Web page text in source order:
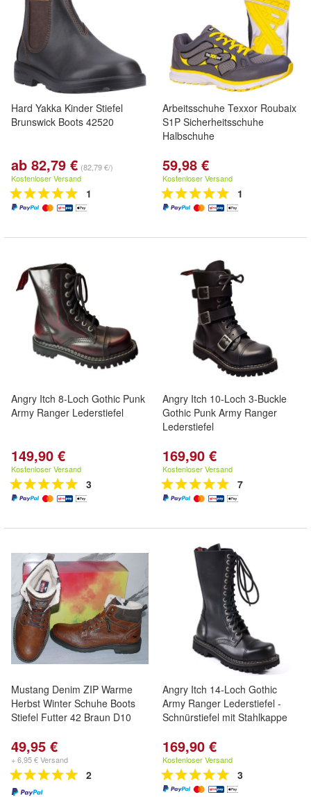
Hard Yakka Kinder Stiefel
Brunswick Boots 42520
ab 82,79 € (82,79 €/)
Kostenloser Versand
1
Arbeitsschuhe Texxor Roubaix
S1P Sicherheitsschuhe
Halbschuhe
59,98 €
Kostenloser Versand
1
Angry Itch 8-Loch Gothic Punk
Army Ranger Lederstiefel
149,90 €
Kostenloser Versand
3
Angry Itch 10-Loch 3-Buckle
Gothic Punk Army Ranger
Lederstiefel
169,90 €
Kostenloser Versand
7
Mustang Denim ZIP Warme
Herbst Winter Schuhe Boots
Stiefel Futter 42 Braun D10
49,95 €
+ 6,95 € Versand
2
Angry Itch 14-Loch Gothic
Army Ranger Lederstiefel -
Schnürstiefel mit Stahlkappe
169,90 €
Kostenloser Versand
3